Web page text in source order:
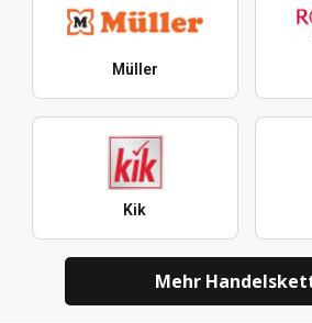
Müller
Kik
Mehr